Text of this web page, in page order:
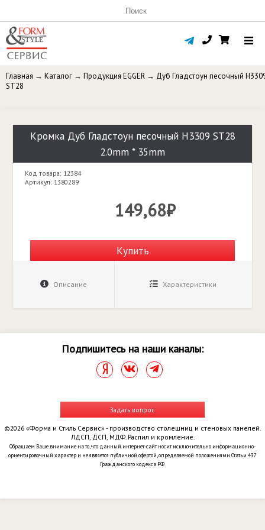
Главная → Каталог → Продукция EGGER → Дуб Гладстоун песочный
ST28
Кромка Дуб Гладстоун песочный H3309 ST28
2.0mm * 35mm
Код товара: 12384
Артикул: 1380289
149,68₽
Купить
Описание Характеристики
Подпишитесь на наши каналы:
Задать вопрос
©2026 «Форма и Стиль Сервис» - производство столешниц и стеновых панелей.
ЛДСП, ДСП, МДФ. Распил и кромление.
Обращаем Ваше внимание на то, что данный интернет-сайт носит исключительно информационно-
ориентировочный характер и не является публичной офертой, определяемой положениями Статьи 437
Гражданского кодекса РФ.